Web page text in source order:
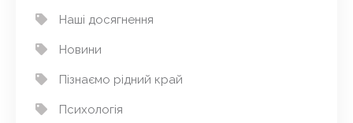
Наші досягнення
Новини
Пізнаємо рідний край
Психологія